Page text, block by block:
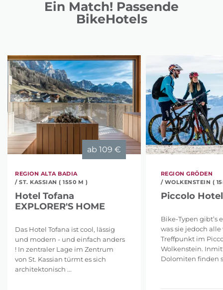
Ein Match! Passende
BikeHotels
ab 109 €
REGION ALTA BADIA
/ ST. KASSIAN ( 1550 M )
Hotel Tofana
EXPLORER'S HOME
Das Hotel Tofana ist cool, lässig
und modern - und einfach anders
! In zentraler Lage im Zentrum
von St. Kassian türmt es sich
architektonisch ...
REGION GRÖDEN
/ WOLKENSTEIN (
Piccolo Hotel
Bike-Typen gibt’s
was sie jedoch
Treffpunkt im
Wolkenstein.
Dolomiten finden